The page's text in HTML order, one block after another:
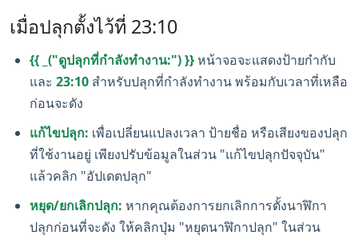
เมื่อปลุกตั้งไว้ที่ 23:10
{{ _("ดูปลุกที่กำลังทำงาน:") }}หน้าจอจะแสดงป้ายกำกับ
และ 23:10 สำหรับปลุกที่กำลังทำงาน พร้อมกับเวลาที่เหลือ
ก่อนจะดัง
แก้ไขปลุก: เพื่อเปลี่ยนแปลงเวลา ป้ายชื่อ หรือเสียงของปลุก
ที่ใช้งานอยู่ เพียงปรับข้อมูลในส่วน "แก้ไขปลุกปัจจุบัน"
แล้วคลิก "อัปเดตปลุก"
หยุด/ยกเลิกปลุก: หากคุณต้องการยกเลิกการตั้งนาฬิกา
ปลุกก่อนที่จะดัง ให้คลิกปุ่ม "หยุดนาฬิกาปลุก" ในส่วน